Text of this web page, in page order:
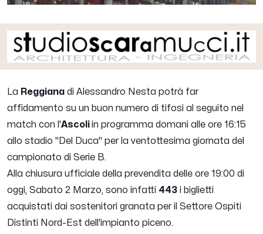
La Reggiana di Alessandro Nesta potrà far
affidamento su un buon numero di tifosi al seguito nel
match con l'Ascoliin programma domani alle ore 16:15
allo stadio "Del Duca" per la ventottesima giornata del
campionato di Serie B.
Alla chiusura ufficiale della prevendita delle ore 19:00 di
oggi, Sabato 2 Marzo, sono infatti 443 i biglietti
acquistati dai sostenitori granata per il Settore Ospiti
Distinti Nord-Est dell'impianto piceno.